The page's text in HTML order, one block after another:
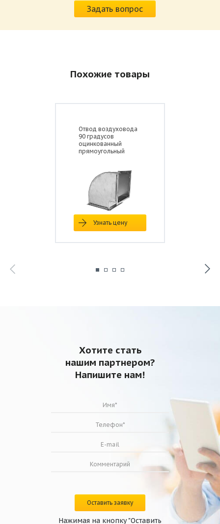
Задать вопрос
Похожие товары
Отвод воздуховода
90 градусов
оцинкованный
прямоугольный
Узнать цену
Хотите стать
нашим партнером?
Напишите нам!
Оставить заявку
Нажимая на кнопку "Оставить